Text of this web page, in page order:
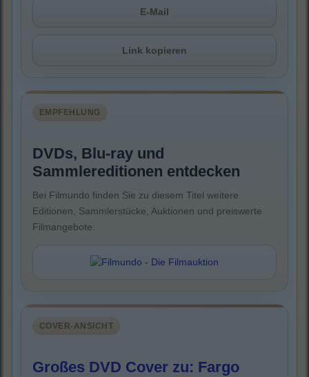
E-Mail
Link kopieren
EMPFEHLUNG
DVDs, Blu-ray und
Sammlereditionen entdecken
Bei Filmundo finden Sie zu diesem Titel weitere
Editionen, Sammlerstücke, Auktionen und preiswerte
Filmangebote.
COVER-ANSICHT
Großes DVD Cover zu: Fargo